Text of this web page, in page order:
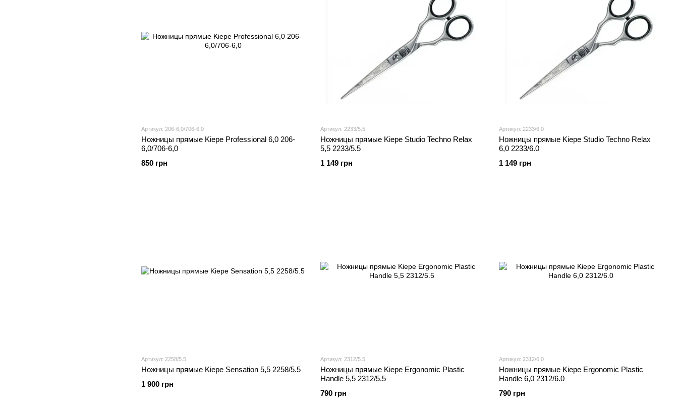
Артикул: 206-6,0/706-6,0
Ножницы прямые Kiepe Professional 6,0 206-
6,0/706-6,0
850 грн
Артикул: 2233/5.5
Ножницы прямые Kiepe Studio Techno Relax
5,5 2233/5.5
1 149 грн
Артикул: 2233/6.0
Ножницы прямые Kiepe Studio Techno Relax
6,0 2233/6.0
1 149 грн
Артикул: 2258/5.5
Ножницы прямые Kiepe Sensation 5,5 2258/5.5
1 900 грн
Артикул: 2312/5.5
Ножницы прямые Kiepe Ergonomic Plastic
Handle 5,5 2312/5.5
790 грн
Артикул: 2312/6.0
Ножницы прямые Kiepe Ergonomic Plastic
Handle 6,0 2312/6.0
790 грн